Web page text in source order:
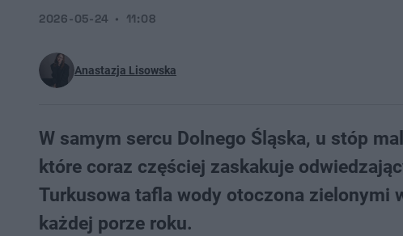
Anastazja Lisowska
2026-05-24 11:08
W samym sercu Dolnego Śląska, u stóp
które coraz częściej zaskakuje
Turkusowa tafla wody otoczona zielonymi
każdej porze roku.